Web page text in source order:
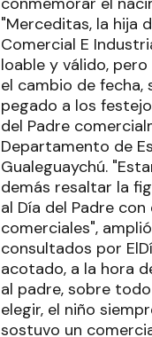
"Merceditas, la hija
Comercial E
loable y válido,
el cambio de fecha,
pegado a los
del Padre
Departamento de
Gualeguaychú.
demás resaltar la
al Día del Padre
comerciales",
consultados por
acotado, a la hora
al padre, sobre
elegir, el niño
sostuvo un